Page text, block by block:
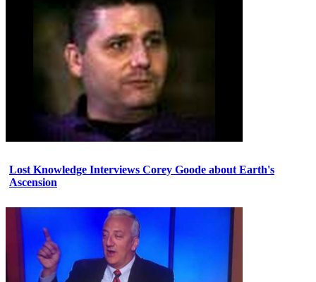
Lost Knowledge Interviews Corey Goode about Earth's
Ascension